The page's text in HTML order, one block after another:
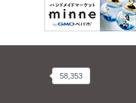
アレルギーSTORY
レシピ
患者会・団体、お店